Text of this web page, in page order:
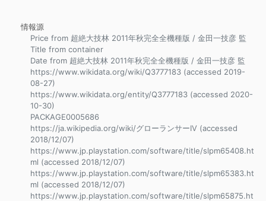
情報源
Price from 超絶大技林 2011年秋完全全機種版 / 金田一技彦 監
Title from container
Date from 超絶大技林 2011年秋完全全機種版 / 金田一技彦 監
https://www.wikidata.org/wiki/Q3777183 (accessed 2019-
08-27)
https://www.wikidata.org/entity/Q3777183 (accessed 2020-
10-30)
PACKAGE0005686
https://ja.wikipedia.org/wiki/グローランサーIV (accessed
2018/12/07)
https://www.jp.playstation.com/software/title/slpm65408.ht
ml (accessed 2018/12/07)
https://www.jp.playstation.com/software/title/slpm65383.ht
ml (accessed 2018/12/07)
https://www.jp.playstation.com/software/title/slpm65875.ht